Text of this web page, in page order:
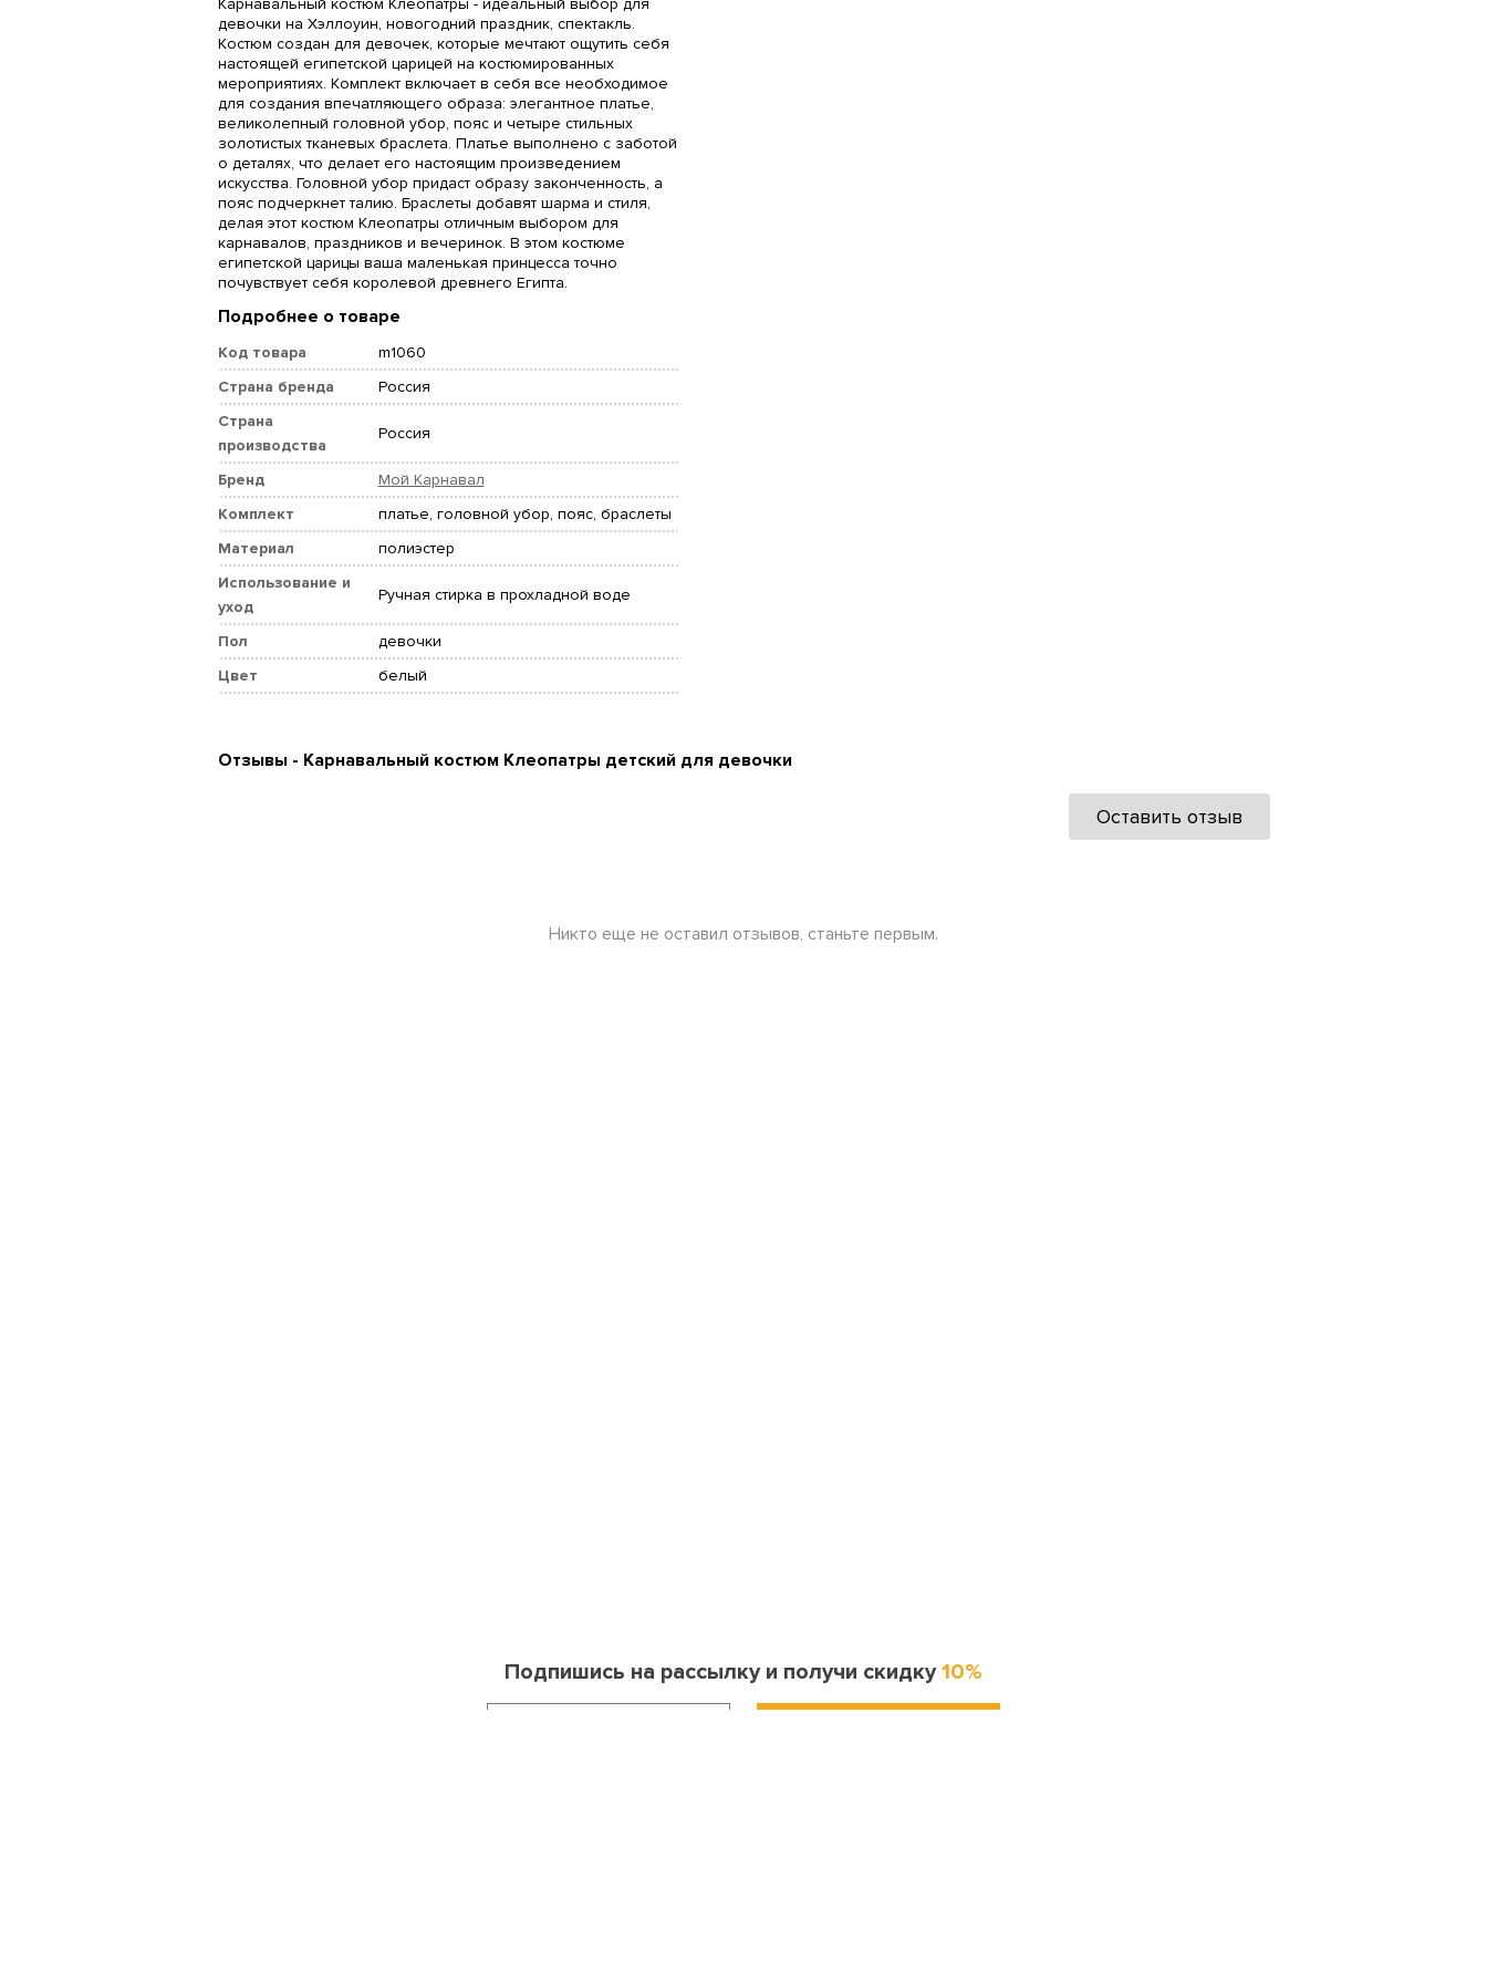
девочки на Хэллоуин, новогодний праздник, спектакль.
Костюм создан для девочек, которые мечтают ощутить себя
настоящей египетской царицей на костюмированных
мероприятиях. Комплект включает в себя все необходимое
для создания впечатляющего образа: элегантное платье,
великолепный головной убор, пояс и четыре стильных
золотистых тканевых браслета. Платье выполнено с заботой
о деталях, что делает его настоящим произведением
искусства. Головной убор придаст образу законченность, а
пояс подчеркнет талию. Браслеты добавят шарма и стиля,
делая этот костюм Клеопатры отличным выбором для
карнавалов, праздников и вечеринок. В этом костюме
египетской царицы ваша маленькая принцесса точно
почувствует себя королевой древнего Египта.
Подробнее о товаре
Код товара
m1060
Страна бренда
Россия
Страна
производства
Россия
Бренд
Мой Карнавал
Комплект
платье, головной убор, пояс, браслеты
Материал
полиэстер
Использование и
уход
Ручная стирка в прохладной воде
Пол
девочки
Цвет
белый
Отзывы - Карнавальный костюм Клеопатры детский для девочки
Оставить отзыв
Никто еще не оставил отзывов, станьте первым.
Подпишись на рассылку и получи скидку10%